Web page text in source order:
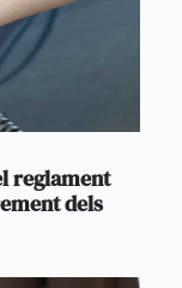
reglament
dels